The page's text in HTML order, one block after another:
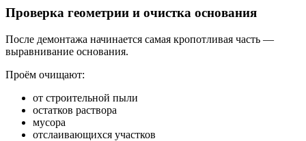
Проверка геометрии и очистка основания
После демонтажа начинается самая кропотливая часть —
выравнивание основания.
Проём очищают:
от строительной пыли
остатков раствора
мусора
отслаивающихся участков